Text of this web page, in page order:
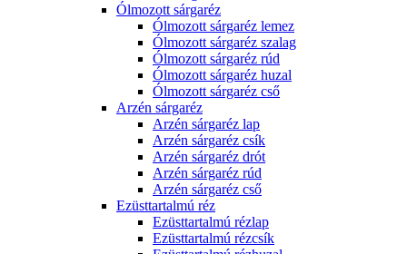
Ólmozott sárgaréz
Ólmozott sárgaréz lemez
Ólmozott sárgaréz szalag
Ólmozott sárgaréz rúd
Ólmozott sárgaréz huzal
Ólmozott sárgaréz cső
Arzén sárgaréz
Arzén sárgaréz lap
Arzén sárgaréz csík
Arzén sárgaréz drót
Arzén sárgaréz rúd
Arzén sárgaréz cső
Ezüsttartalmú réz
Ezüsttartalmú rézlap
Ezüsttartalmú rézcsík